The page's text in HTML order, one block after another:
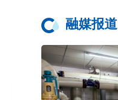
融媒报道